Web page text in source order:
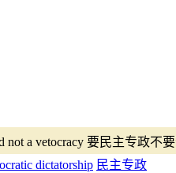
not a vetocracy 要民主专政不
dictatorship 民主专政